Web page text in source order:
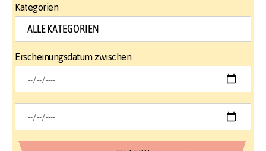
Kategorien
Erscheinungsdatum zwischen